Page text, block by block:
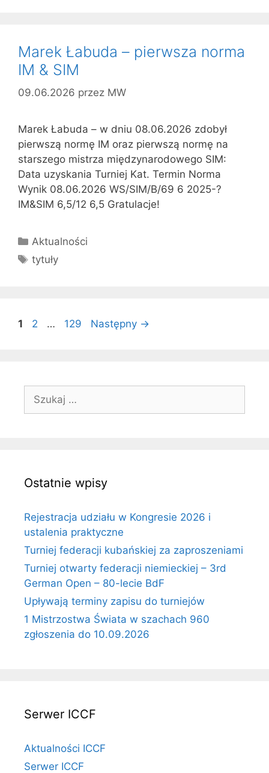
Marek Łabuda – pierwsza norma
IM & SIM
09.06.2026 przez MW
Marek Łabuda – w dniu 08.06.2026 zdobył
pierwszą normę IM oraz pierwszą normę na
starszego mistrza międzynarodowego SIM:
Data uzyskania Turniej Kat. Termin Norma
Wynik 08.06.2026 WS/SIM/B/69 6 2025-?
IM&SIM 6,5/12 6,5 Gratulacje!
Kategorie
Aktualności
Tagi
tytuły
Strona
1 Strona
2 … Strona
129 Następny →
Szukaj:
Ostatnie wpisy
Rejestracja udziału w Kongresie 2026 i
ustalenia praktyczne
Turniej federacji kubańskiej za zaproszeniami
Turniej otwarty federacji niemieckiej – 3rd
German Open – 80-lecie BdF
Upływają terminy zapisu do turniejów
1 Mistrzostwa Świata w szachach 960
zgłoszenia do 10.09.2026
Serwer ICCF
Aktualności ICCF
Serwer ICCF